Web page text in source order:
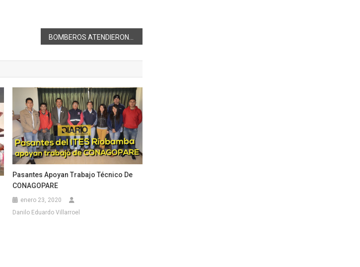
Pasantes Apoyan Trabajo Técnico De
CONAGOPARE
enero 23, 2020
Danilo Eduardo Villarroel